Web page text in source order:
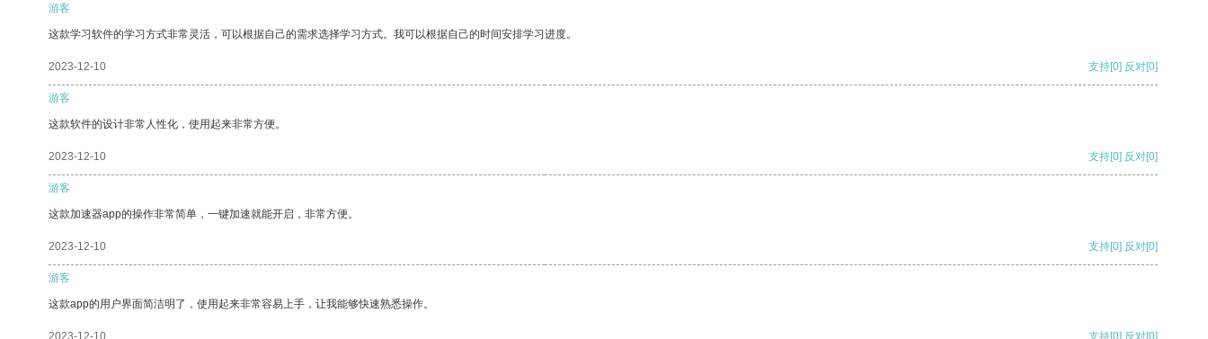
游客
这款学习软件的学习方式非常灵活，可以根据自己的需求选择学习方式。我可以根据自己的时间安排学习进度。
2023-12-10 支持[0] 反对[0]
游客
这款软件的设计非常人性化，使用起来非常方便。
2023-12-10 支持[0] 反对[0]
游客
这款加速器app的操作非常简单，一键加速就能开启，非常方便。
2023-12-10 支持[0] 反对[0]
游客
这款app的用户界面简洁明了，使用起来非常容易上手，让我能够快速熟悉操作。
2023-12-10 支持[0] 反对[0]